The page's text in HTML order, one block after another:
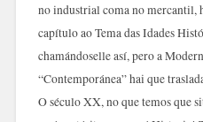
no industrial coma no mercantil,
capítulo ao Tema das Idades
chamándoselle así, pero a
“Contemporánea” hai que
O século XX, no que temos que